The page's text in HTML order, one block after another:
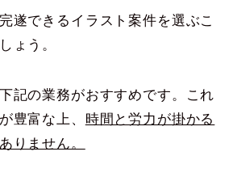
遂できるイラスト案件を選ぶこ
ょう。
記の業務がおすすめです。これ
豊富な上、 時間と労力が掛かる
りません。